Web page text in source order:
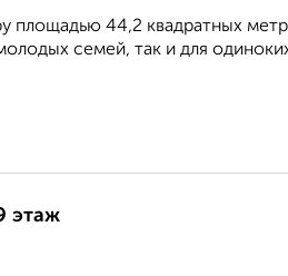
площадью 44,2 квадратных
семей, так и для
этаж